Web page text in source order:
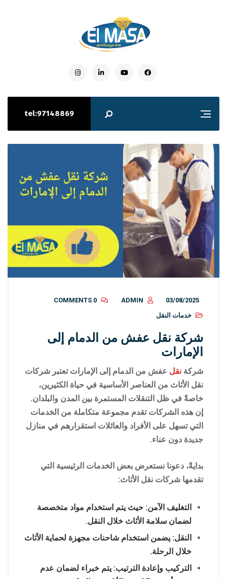
tel:97148869
03/08/2025
ADMIN
0 COMMENTS
خدمات النقل
شركة نقل عفش من الدمام إلى
الإمارات
شركة نقل عفش من الدمام إلى الإماراتتعتبر شركات
نقل الأثاث من العناصر الأساسية في حياة الكثيرين،
خاصةً في ظل التنقلات المستمرة بين المدن والبلدان.
إن هذه الشركات تقدم مجموعة متكاملة من الخدمات
التي تسهل على الأفراد والعائلات استقرارهم في منازل
جديدة دون عناء.
بدايةً، دعونا نستعرض بعض الخدمات الرئيسية التي
تقدمها شركات نقل الأثاث:
التغليف الآمن: حيث يتم استخدام مواد متخصصة
لضمان سلامة الأثاث خلال النقل.
النقل: يضمن استخدام شاحنات مجهزة لحماية الأثاث
خلال الرحلة.
التركيب وإعادة الترتيب: يتم خبراء لضمان عدم